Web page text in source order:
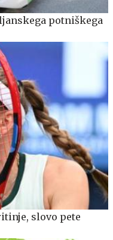
potniškega
slovo pete